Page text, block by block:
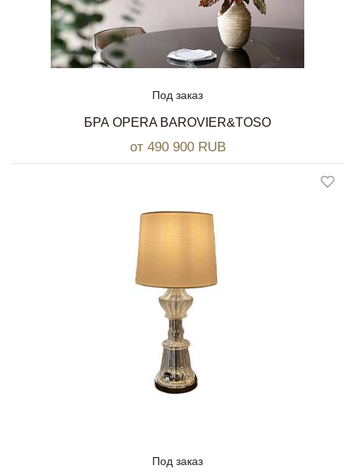
Под заказ
БРА OPERA BAROVIER&TOSO
от 490 900 RUB
Под заказ